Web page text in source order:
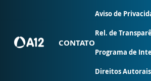
CONTATO
Aviso de
Rel. de
Programa de
Direitos Autorais